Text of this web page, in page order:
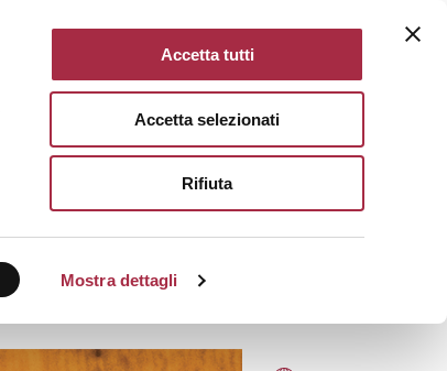
Mostra dettagli
Accetta tutti
Accetta selezionati
Rifiuta